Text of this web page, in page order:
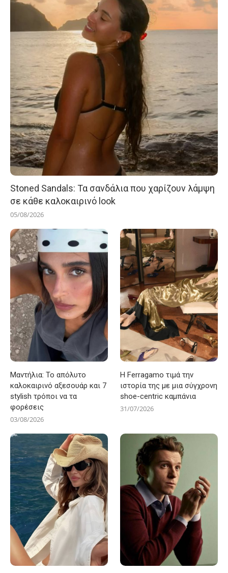
Stoned Sandals: Τα σανδάλια που χαρίζουν λάμψη
σε κάθε καλοκαιρινό look
05/08/2026
Μαντήλια: Το απόλυτο
καλοκαιρινό αξεσουάρ και 7
stylish τρόποι να τα
φορέσεις
03/08/2026
Η Ferragamo τιμά την
ιστορία της με μια σύγχρονη
shoe-centric καμπάνια
31/07/2026